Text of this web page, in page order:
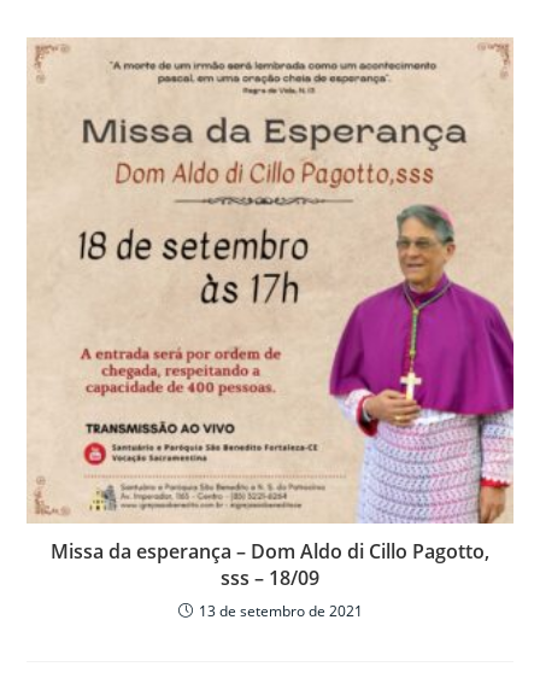
Missa da esperança – Dom Aldo di Cillo Pagotto,
sss – 18/09
13 de setembro de 2021